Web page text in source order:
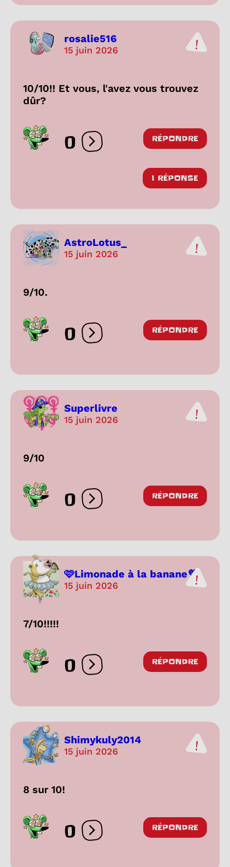
rosalie516
15 juin 2026
10/10!! Et vous, l'avez vous trouvez
dûr?
0 Ouvrir les réactions
RÉPONDRE
1 RÉPONSE
AstroLotus_
15 juin 2026
9/10.
0 Ouvrir les réactions
RÉPONDRE
Superlivre
15 juin 2026
9/10
0 Ouvrir les réactions
RÉPONDRE
🩷Limonade à la banane💜
15 juin 2026
7/10!!!!!
0 Ouvrir les réactions
RÉPONDRE
Shimykuly2014
15 juin 2026
8 sur 10!
0 Ouvrir les réactions
RÉPONDRE